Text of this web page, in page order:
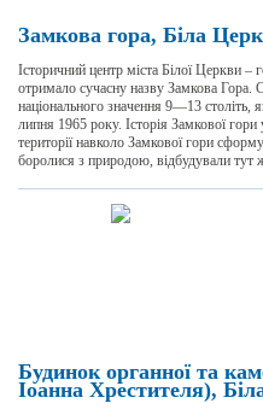
Замкова гора, Біла
Історичний центр міста Білої Церкви –
отримало сучасну назву Замкова Гора.
національного значення 9—13 століть,
липня 1965 року. Історія Замкової
території навколо Замкової гори
боролися з природою, відбудували
Будинок органної та
Іоанна Хрестителя),